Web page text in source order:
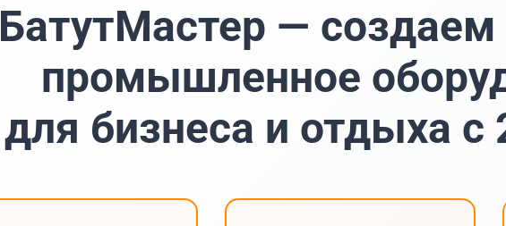
БатутМастер — создаем
промышленное
для бизнеса и отдыха с